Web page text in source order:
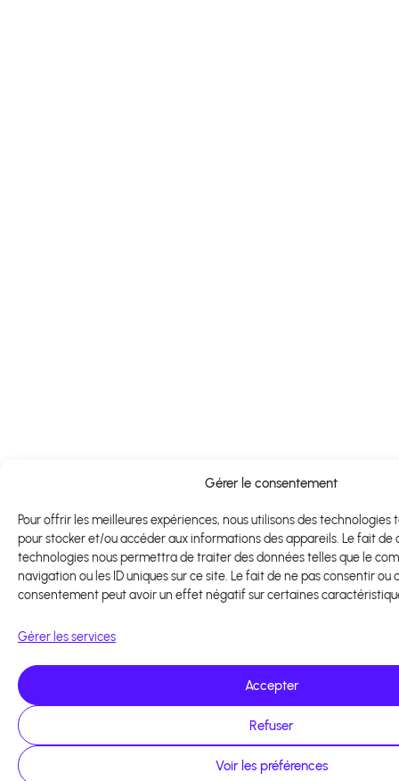
Gérer le consentement
Pour offrir les meilleures expériences, nous utilisons des technologies
pour stocker et/ou accéder aux informations des appareils. Le fait de
technologies nous permettra de traiter des données telles que le
navigation ou les ID uniques sur ce site. Le fait de ne pas consentir ou
consentement peut avoir un effet négatif sur certaines
Gérer les services
Accepter
Refuser
Voir les préférences